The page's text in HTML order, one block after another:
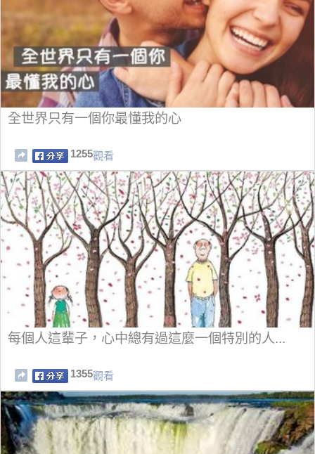
全世界只有一個你最懂我的心
1255觀看
每個人這輩子，心中總有過這麼一個特別的人...
1355觀看